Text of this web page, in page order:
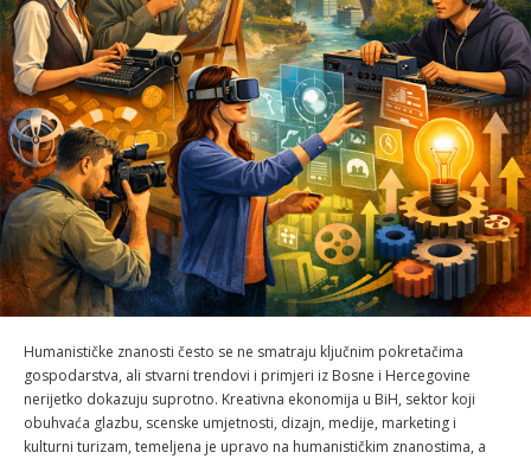
Humanističke znanosti često se ne smatraju ključnim pokretačima
gospodarstva, ali stvarni trendovi i primjeri iz Bosne i Hercegovine
nerijetko dokazuju suprotno. Kreativna ekonomija u BiH, sektor koji
obuhvaća glazbu, scenske umjetnosti, dizajn, medije, marketing i
kulturni turizam, temeljena je upravo na humanističkim znanostima, a